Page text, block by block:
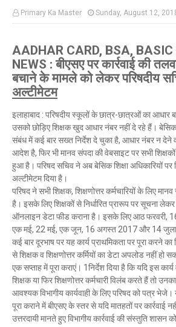
Primary Ka Master Sunday, August 12,
AADHAR CARD, BSA,
NEWS : बीएसए पर कार्रवाई की
बचाने के मामले को लेकर परिषदीय
अल्टीमेटम
इलाहाबाद : परिषदीय स्कूलों के छात्र-छात्रओं का आधार
उसको छोड़िए शिक्षक खुद आधार नंबर नहीं दे रहे हैं। बेसिक
संबंध में कई बार सख्त निर्देश दे चुका है, आधार नंबर न देने
आदेश है, फिर भी मानव संपदा की वेबसाइट पर सभी
हुआ है। परिषद सचिव ने अब बेसिक शिक्षा अधिकारियों पर
अल्टीमेटम दिया है।
परिषद ने सभी शिक्षक, शिक्षणोत्तर कर्मचारियों के लिए
है। इसके लिए शिक्षकों से निर्धारित प्रारूप पर सूचना
ऑनलाइन डेटा फीड कराना है। इसके लिए आठ फरवरी,
एक मई, 22 मई, एक जून, 16 अगस्त 2017 और 14
कई बार दूरभाष पर यह कार्य प्राथमिकता पर पूरा करने
से शिक्षक व शिक्षणोत्तर कर्मियों का डेटा अपलोड नहीं हो
एक सप्ताह में पूरा कराएं। 1निर्देश दिया है कि यदि इस
शिक्षक या फिर शिक्षणोत्तर कर्मचारी विलंब करते हैं तो
आवश्यक विभागीय कार्यवाही के लिए परिषद को पत्र भेजे।
पूरा कराने में बीएसए के स्तर से यदि मातहतों पर कार्रवाई
उत्तरदायी मानते हुए विभागीय कार्रवाई की संस्तुति शासन